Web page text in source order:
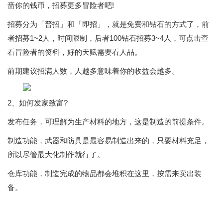
啬你的钱币，招募更多冒险者吧!
招募分为「普招」和「即招」，就是免费和钻石的方式了，前
者招募1~2人，时间限制，后者100钻石招募3~4人，可点击查
看冒险者的资料，好的天赋需要看人品。
前期建议招满人数，人越多意味着你的收益会越多。
2、如何发家致富?
发布任务，可理解为生产材料的地方，这是制造的前提条件。
制造功能，武器和防具是最容易制造出来的，只要材料充足，
所以尽管最大化制作就行了。
仓库功能，制造完成的物品都会堆积在这里，按需来卖出装
备。